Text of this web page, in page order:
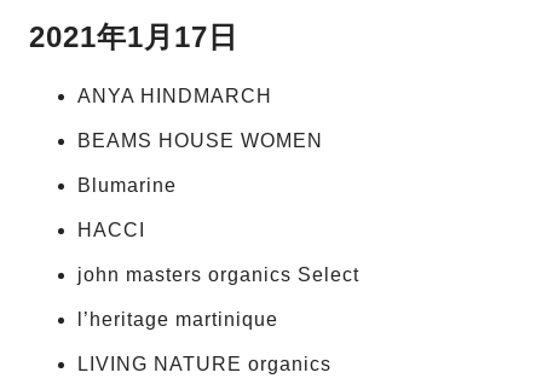
2021年1月17日
ANYA HINDMARCH
BEAMS HOUSE WOMEN
Blumarine
HACCI
john masters organics Select
l’heritage martinique
LIVING NATURE organics